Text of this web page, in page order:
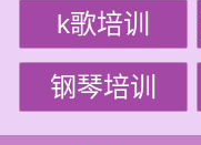
k歌培训
钢琴培训